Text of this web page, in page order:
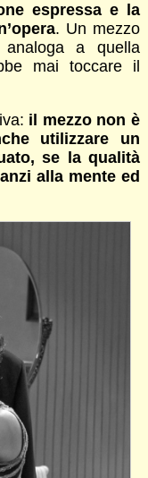
espressa e la
. Un mezzo
analoga a quella
mai toccare il
il mezzo non è
utilizzare un
se la qualità
alla mente ed